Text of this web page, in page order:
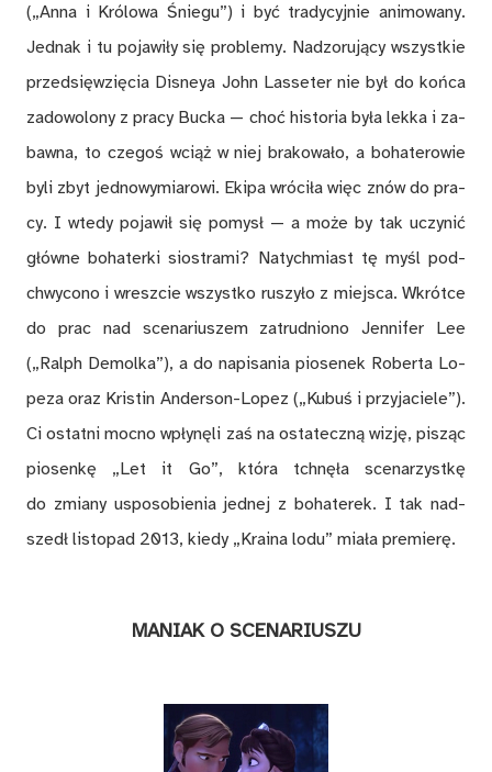
(„An­na i Kró­lo­wa Śnie­gu”) i być tra­dy­cyj­nie ani­mo­wa­ny.
Jed­nak i tu po­ja­wi­ły się pro­ble­my. Nad­zo­ru­ją­cy wszyst­kie
przed­się­wzię­cia Di­sneya John La­sse­ter nie był do koń­ca
za­do­wo­lo­ny z pra­cy Bu­cka — choć hi­sto­ria by­ła lek­ka i za­
baw­na, to cze­goś wciąż w niej bra­ko­wa­ło, a bo­ha­te­ro­wie
byli zbyt jed­no­wy­mia­ro­wi. Eki­pa wró­ci­ła więc znów do pra­
cy. I wte­dy po­ja­wił się po­mysł — a mo­że by tak uczy­nić
głów­ne bo­ha­ter­ki sio­stra­mi? Na­tych­miast tę myśl pod­
chwy­co­no i wresz­cie wszyst­ko ru­szy­ło z miej­sca. Wkrót­ce
do prac nad sce­na­riu­szem za­trud­nio­no Jen­ni­fer Lee
(„Ralph De­mol­ka”), a do na­pi­sa­nia pio­se­nek Ro­ber­ta Lo­
pe­za oraz Kri­stin An­der­son-Lo­pez („Ku­buś i przy­ja­cie­le”).
Ci ostat­ni moc­no wpły­nę­li zaś na osta­tecz­ną wi­zję, pi­sząc
pio­sen­kę „Let it Go”, któ­ra tchnę­ła sce­na­rzyst­kę
do zmia­ny uspo­so­bie­nia jed­nej z bo­ha­te­rek. I tak nad­
szedł li­sto­pad 2013, kie­dy „Kra­ina lodu” mia­ła pre­mie­rę.
MA­NIAK O SCE­NA­RIU­SZU